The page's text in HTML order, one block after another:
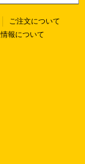
ご注文について
報について